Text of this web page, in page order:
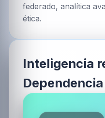
federado, analítica
ética.
Inteligencia